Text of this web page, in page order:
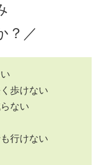
？／
歩けない
ない
行けない